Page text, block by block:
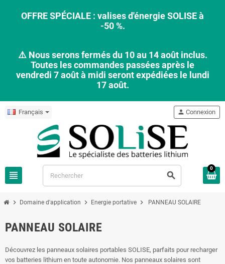
OFFRE SPÉCIALE : valises d'énergie SOLISE à
-50 %.
⚠️ Nous serons fermés du 10 au 14 août inclus.
Toutes les commandes passées après le
vendredi 7 août à midi seront expédiées le lundi
17 août.
Français
view_headline search
person Connexion
0
chevron_right Domaine d'application chevron_right Energie portative chevron_right PANNEAU SOLAIRE
PANNEAU SOLAIRE
Découvrez les panneaux solaires portables SOLISE, parfaits pour recharger
vos batteries lithium en toute autonomie. Nos panneaux solaires sont